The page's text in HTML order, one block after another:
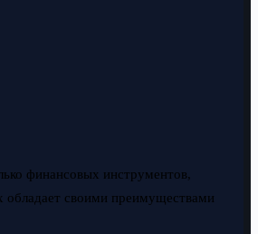
финансовых инструментов,
обладает своими преимуществами